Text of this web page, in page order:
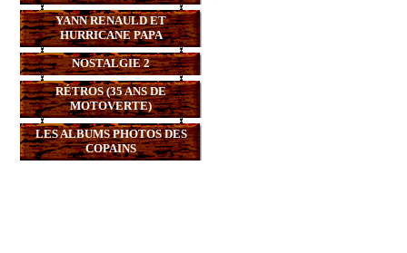
YANN RENAULD ET
HURRICANE PAPA
NOSTALGIE 2
RÉTROS (35 ANS DE
MOTOVERTE)
LES ALBUMS PHOTOS DES
COPAINS